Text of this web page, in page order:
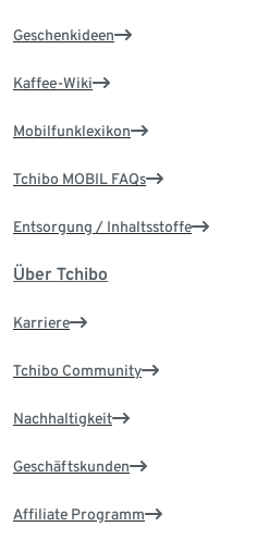
Geschenkideen
Kaffee-Wiki
Mobilfunklexikon
Tchibo MOBIL FAQs
Entsorgung / Inhaltsstoffe
Über Tchibo
Karriere
Tchibo Community
Nachhaltigkeit
Geschäftskunden
Affiliate Programm